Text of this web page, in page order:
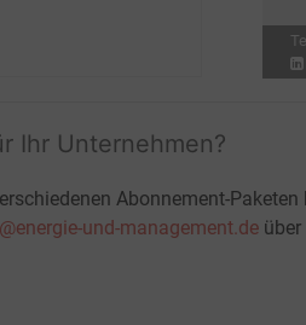
Ihr Unternehmen?
Abonnement-Paketen
und-management.de über